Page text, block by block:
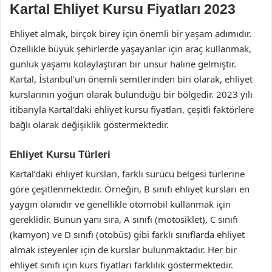
Kartal Ehliyet Kursu Fiyatları 2023
Ehliyet almak, birçok birey için önemli bir yaşam adımıdır.
Özellikle büyük şehirlerde yaşayanlar için araç kullanmak,
günlük yaşamı kolaylaştıran bir unsur haline gelmiştir.
Kartal, İstanbul’un önemli semtlerinden biri olarak, ehliyet
kurslarının yoğun olarak bulunduğu bir bölgedir. 2023 yılı
itibarıyla Kartal’daki ehliyet kursu fiyatları, çeşitli faktörlere
bağlı olarak değişiklik göstermektedir.
Ehliyet Kursu Türleri
Kartal’daki ehliyet kursları, farklı sürücü belgesi türlerine
göre çeşitlenmektedir. Örneğin, B sınıfı ehliyet kursları en
yaygın olanıdır ve genellikle otomobil kullanmak için
gereklidir. Bunun yanı sıra, A sınıfı (motosiklet), C sınıfı
(kamyon) ve D sınıfı (otobüs) gibi farklı sınıflarda ehliyet
almak isteyenler için de kurslar bulunmaktadır. Her bir
ehliyet sınıfı için kurs fiyatları farklılık göstermektedir.